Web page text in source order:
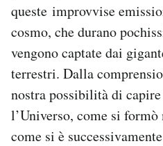
queste improvvise
cosmo, che durano
vengono captate dai
terrestri. Dalla
nostra possibilità di
l’Universo, come si
come si è